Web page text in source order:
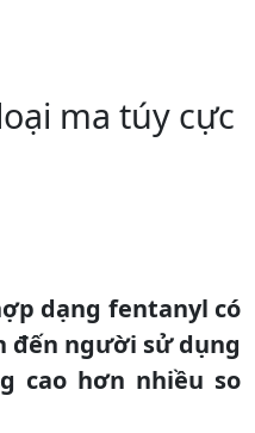
ma túy cực
dạng fentanyl có
đến người sử dụng
cao hơn nhiều so